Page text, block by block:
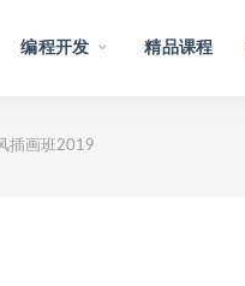
编程开发 精品课程
插画班2019